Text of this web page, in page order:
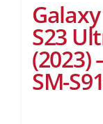
Galaxy
S23
(2023)
SM-